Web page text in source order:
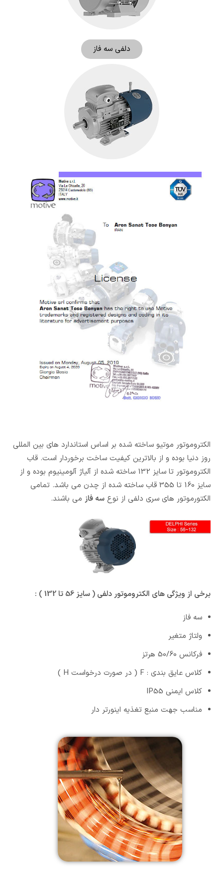
دلفی سه فاز
الکتروموتور موتیو ساخته شده بر اساس استاندارد های بین المللی
روز دنیا بوده و از بالاترین کیفیت ساخت برخوردار است. قاب
الکتروموتور تا سایز 132 ساخته شده از آلیاژ آلومینیوم بوده و از
سایز 160 تا 355 قاب ساخته شده از چدن می باشد. تمامی
الکتورموتور های سری دلفی از نوع سه فاز می باشند.
برخی از ویژگی های الکتروموتور دلفی ( سایز 56 تا 132 ) :
سه فاز
ولتاژ متغیر
فرکانس 50/60 هرتز
کلاس عایق بندی : F ( در صورت درخواست H )
کلاس ایمنی IP55
مناسب جهت منبع تغذیه اینورتر دار